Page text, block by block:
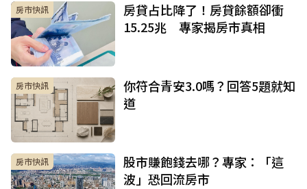
房市快訊
房貸占比降了！房貸餘額卻衝
15.25兆 專家揭房市真相
房市快訊
你符合青安3.0嗎？回答5題就知
道
房市快訊
股市賺飽錢去哪？專家：「這
波」恐回流房市